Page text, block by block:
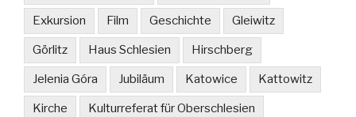
Exkursion Film Geschichte Gleiwitz
Görlitz Haus Schlesien Hirschberg
Jelenia Góra Jubiläum Katowice Kattowitz
Kirche Kulturreferat für Oberschlesien